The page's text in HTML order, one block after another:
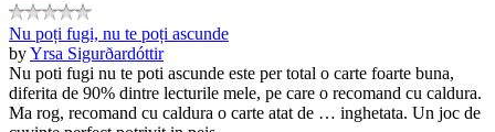
Nu poți fugi, nu te poți ascunde
byYrsa Sigurðardóttir
Nu poti fugi nu te poti ascunde este per total o carte foarte buna,
diferita de 90% dintre lecturile mele, pe care o recomand cu caldura.
Ma rog, recomand cu caldura o carte atat de … inghetata. Un joc de